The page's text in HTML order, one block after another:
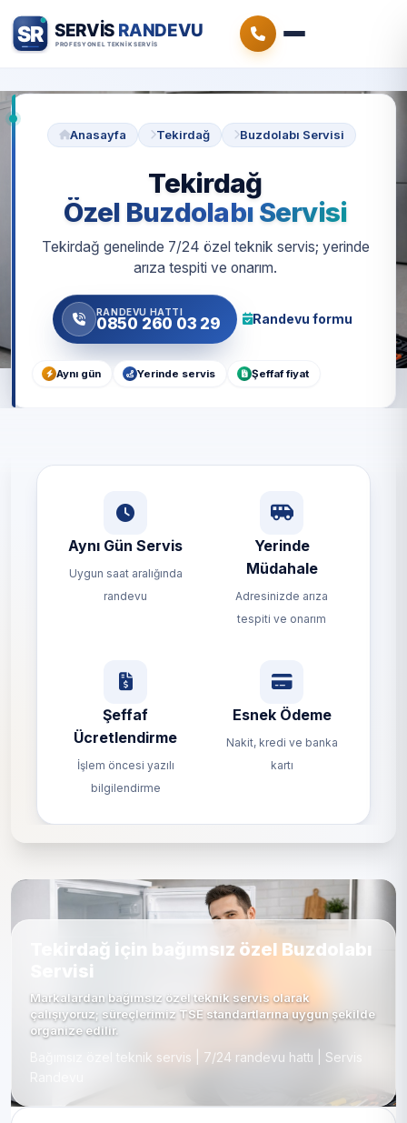
Anasayfa Tekirdağ Buzdolabı Servisi
Tekirdağ
Özel Buzdolabı Servisi
Tekirdağ genelinde 7/24 özel teknik servis; yerinde
arıza tespiti ve onarım.
RANDEVU HATTI
0850 260 03 29 Randevu formu
Aynı gün Yerinde servis Şeffaf fiyat
Aynı Gün Servis
Uygun saat aralığında
randevu
Yerinde
Müdahale
Adresinizde arıza
tespiti ve onarım
Şeffaf
Ücretlendirme
İşlem öncesi yazılı
bilgilendirme
Esnek Ödeme
Nakit, kredi ve banka
kartı
Tekirdağ için bağımsız özel Buzdolabı
Servisi
Markalardan bağımsız özel teknik servis olarak
çalışıyoruz; süreçlerimiz TSE standartlarına uygun şekilde
organize edilir.
Bağımsız özel teknik servis | 7/24 randevu hattı | Servis